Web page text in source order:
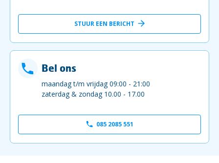
STUUR EEN BERICHT
Bel ons
maandag t/m vrijdag 09:00 - 21:00
zaterdag & zondag 10.00 - 17.00
085 2085 551